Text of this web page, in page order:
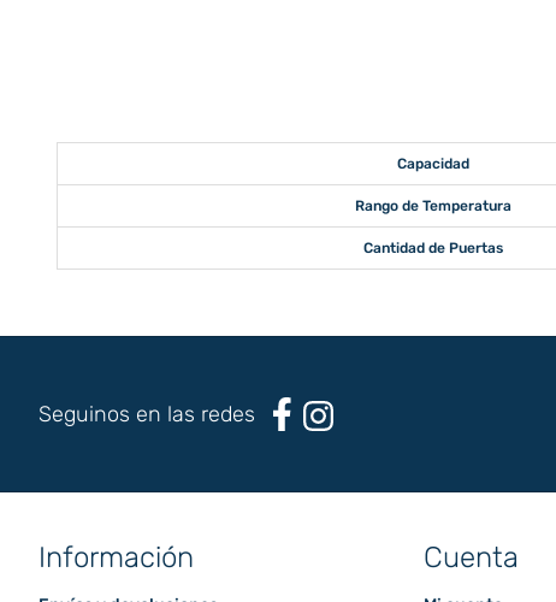
Capacidad
Rango de Temperatura
Cantidad de Puertas
Seguinos en las redes
Información Cuenta